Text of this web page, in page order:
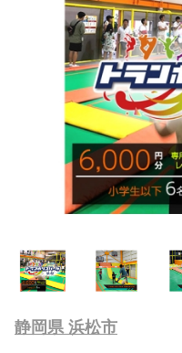
静岡県 浜松市